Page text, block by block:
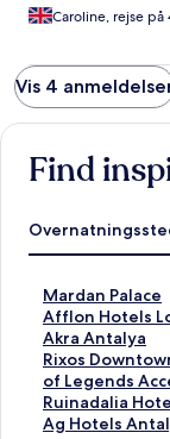
Caroline, rejse
Vis 4
Find
Mardan Palace
L
i
n
k
å
b
n
Afflon Hotels
L
i
n
k
å
b
Akra Antalya
L
i
n
k
å
Rixos
of Legends
L
i
n
k
Ruinadalia
L
iAg Hotels
L